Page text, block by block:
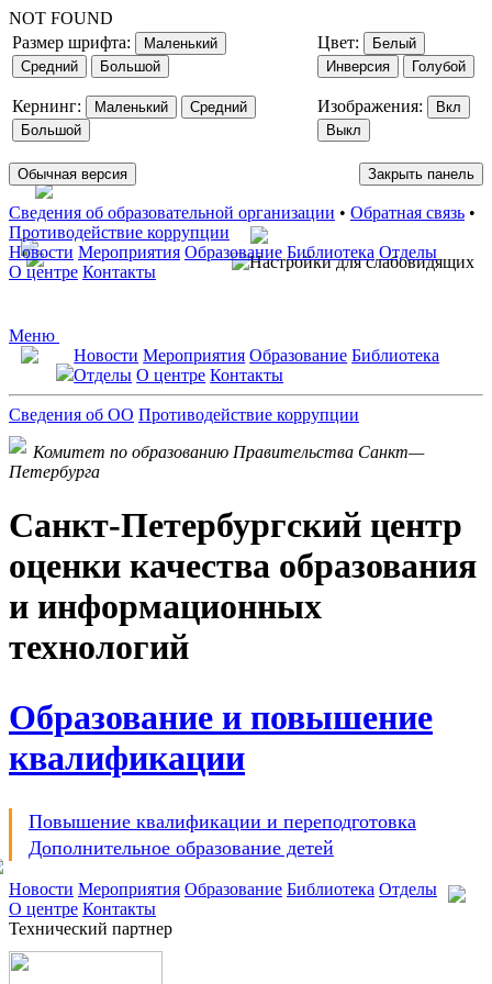
NOT FOUND
Размер шрифта:
Маленький
Средний
Большой
Кернинг: Маленький
Средний
Большой
Цвет:
Белый
Инверсия
Голубой
Изображения:
Вкл
Выкл
Обычная версия Закрыть панель
Сведения об образовательной организации • Обратная связь •
Противодействие коррупции
Новости Мероприятия Образование Библиотека Отделы
О центре Контакты
Меню
Новости Мероприятия Образование Библиотека
Отделы О центре Контакты
Сведения об ОО Противодействие коррупции
Комитет по образованию Правительства Санкт—
Петербурга
Санкт-Петербургский центр
оценки качества образования
и информационных
технологий
Образование и повышение
квалификации
Повышение квалификации и переподготовка
Дополнительное образование детей
Новости Мероприятия Образование Библиотека Отделы
О центре Контакты
Технический партнер